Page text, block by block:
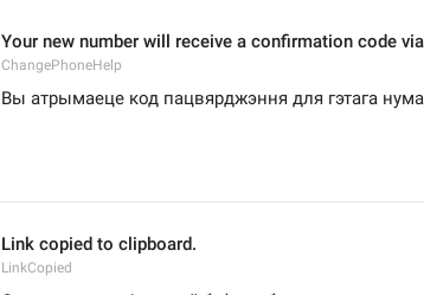
Your new number will receive a confirmation code
ChangePhoneHelp
Вы атрымаеце код пацвярджэння для гэтага
Link copied to clipboard.
LinkCopied